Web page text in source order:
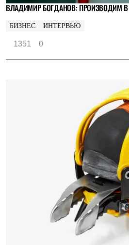
ВЛАДИМИР БОГДАНОВ: ПРОИЗВОДИМ
БИЗНЕС ИНТЕРВЬЮ
1351 0